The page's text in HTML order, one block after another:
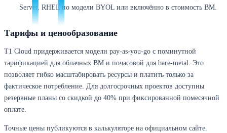
Server, RHEL по модели BYOL или включённо в стоимость ВМ.
Тарифы и ценообразование
T1 Cloud придерживается модели pay-as-you-go с поминутной
тарификацией для облачных ВМ и почасовой для bare-metal. Это
позволяет гибко масштабировать ресурсы и платить только за
фактическое потребление. Для долгосрочных проектов доступны
резервные планы со скидкой до 40% при фиксированной помесячной
оплате.
Точные цены публикуются в калькуляторе на официальном сайте.